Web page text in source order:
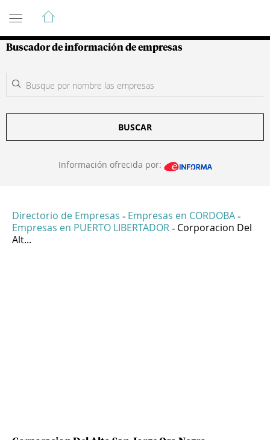
Guía de Empresas Colombianas
Buscador de información de empresas
BUSCAR
Información ofrecida por:
Directorio de Empresas - Empresas en CORDOBA -
Empresas en PUERTO LIBERTADOR - Corporacion Del
Alt...